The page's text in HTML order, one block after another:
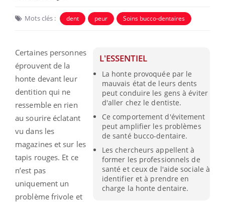
Mots clés : dent peur Soins bucco-dentaires
L'ESSENTIEL
La honte provoquée par le
mauvais état de leurs dents
peut conduire les gens à éviter
d'aller chez le dentiste.
Ce comportement d'évitement
peut amplifier les problèmes
de santé bucco-dentaire.
Les chercheurs appellent à
former les professionnels de
santé et ceux de l'aide sociale à
identifier et à prendre en
charge la honte dentaire.
Certaines personnes
éprouvent de la
honte devant leur
dentition qui ne
ressemble en rien
au sourire éclatant
vu dans les
magazines et sur les
tapis rouges. Et ce
n’est pas
uniquement un
problème frivole et